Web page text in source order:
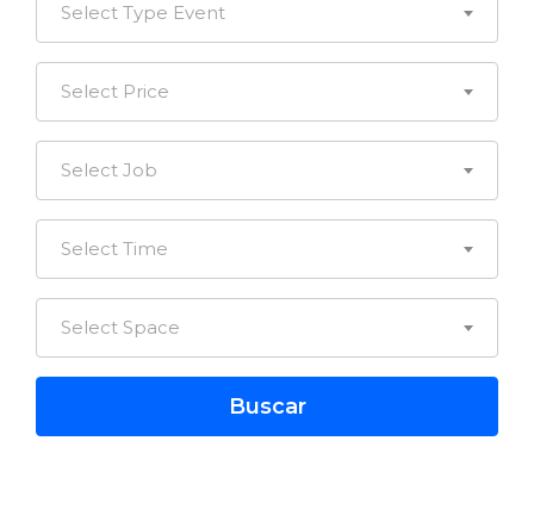
Select Type Event
Select Price
Select Job
Select Time
Select Space